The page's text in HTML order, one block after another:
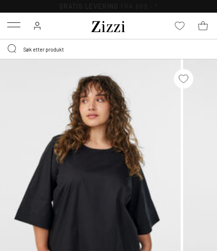
Menu